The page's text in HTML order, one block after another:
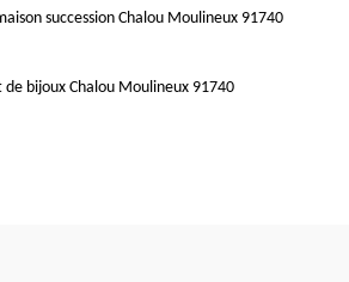
succession Chalou Moulineux 91740
bijoux Chalou Moulineux 91740